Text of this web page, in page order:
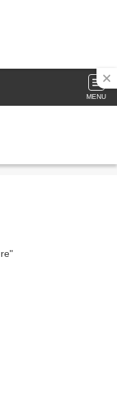
MENU